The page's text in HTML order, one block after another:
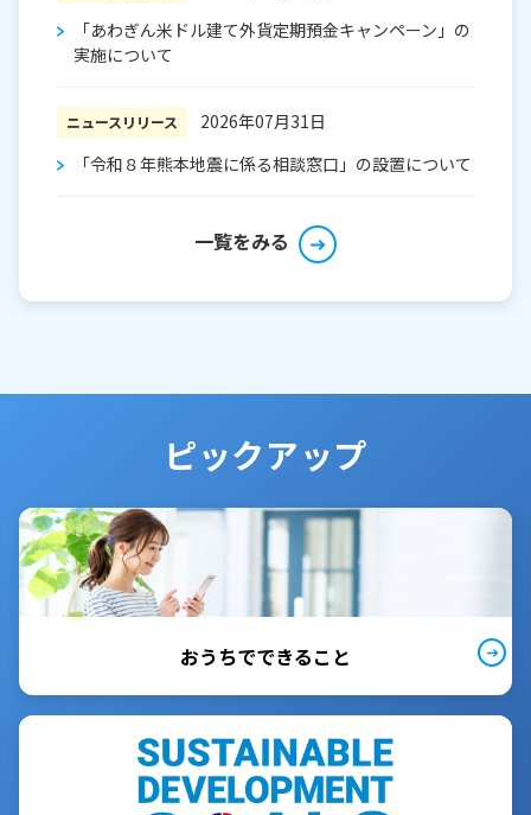
「あわぎん米ドル建て外貨定期預金キャンペーン」の
実施について
ニュースリリース
2026年07月31日
「令和８年熊本地震に係る相談窓口」の設置について
一覧をみる
ピックアップ
おうちでできること